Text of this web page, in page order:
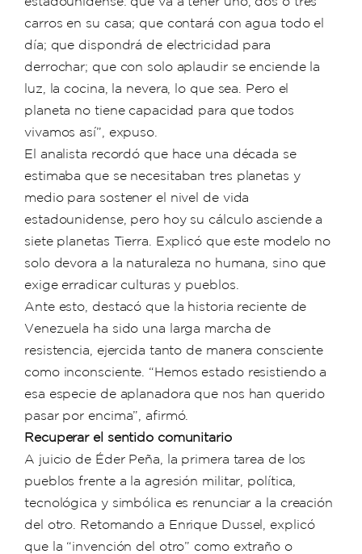
carros en su casa; que contará con agua todo el
día; que dispondrá de electricidad para
derrochar; que con solo aplaudir se enciende la
luz, la cocina, la nevera, lo que sea. Pero el
planeta no tiene capacidad para que todos
vivamos así”, expuso.
El analista recordó que hace una década se
estimaba que se necesitaban tres planetas y
medio para sostener el nivel de vida
estadounidense, pero hoy su cálculo asciende a
siete planetas Tierra. Explicó que este modelo no
solo devora a la naturaleza no humana, sino que
exige erradicar culturas y pueblos.
Ante esto, destacó que la historia reciente de
Venezuela ha sido una larga marcha de
resistencia, ejercida tanto de manera consciente
como inconsciente. “Hemos estado resistiendo a
esa especie de aplanadora que nos han querido
pasar por encima”, afirmó.
Recuperar el sentido comunitario
A juicio de Éder Peña, la primera tarea de los
pueblos frente a la agresión militar, política,
tecnológica y simbólica es renunciar a la creación
del otro. Retomando a Enrique Dussel, explicó
que la “invención del otro” como extraño o